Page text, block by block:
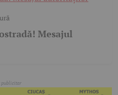
Mesajul